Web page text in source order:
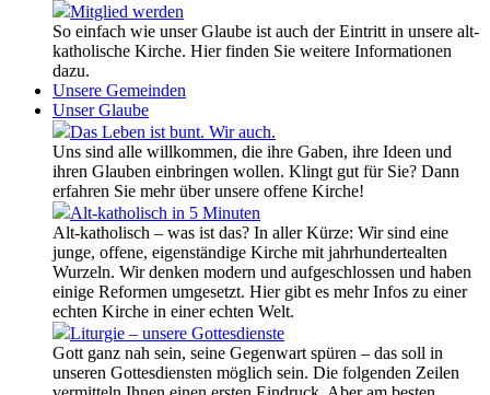
Mitglied werden
So einfach wie unser Glaube ist auch der Eintritt in unsere alt-
katholische Kirche. Hier finden Sie weitere Informationen
dazu.
Unsere Gemeinden
Unser Glaube
Das Leben ist bunt. Wir auch.
Uns sind alle willkommen, die ihre Gaben, ihre Ideen und
ihren Glauben einbringen wollen. Klingt gut für Sie? Dann
erfahren Sie mehr über unsere offene Kirche!
Alt-katholisch in 5 Minuten
Alt-katholisch – was ist das? In aller Kürze: Wir sind eine
junge, offene, eigenständige Kirche mit jahrhundertealten
Wurzeln. Wir denken modern und aufgeschlossen und haben
einige Reformen umgesetzt. Hier gibt es mehr Infos zu einer
echten Kirche in einer echten Welt.
Liturgie – unsere Gottesdienste
Gott ganz nah sein, seine Gegenwart spüren – das soll in
unseren Gottesdiensten möglich sein. Die folgenden Zeilen